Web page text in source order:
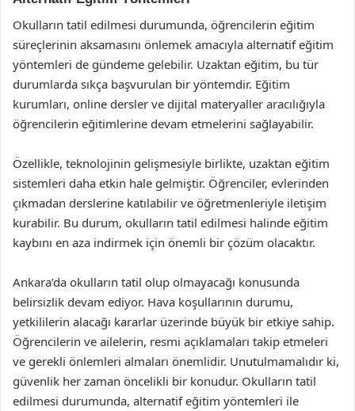
Okulların tatil edilmesi durumunda, öğrencilerin eğitim
süreçlerinin aksamasını önlemek amacıyla alternatif eğitim
yöntemleri de gündeme gelebilir. Uzaktan eğitim, bu tür
durumlarda sıkça başvurulan bir yöntemdir. Eğitim
kurumları, online dersler ve dijital materyaller aracılığıyla
öğrencilerin eğitimlerine devam etmelerini sağlayabilir.
Özellikle, teknolojinin gelişmesiyle birlikte, uzaktan eğitim
sistemleri daha etkin hale gelmiştir. Öğrenciler, evlerinden
çıkmadan derslerine katılabilir ve öğretmenleriyle iletişim
kurabilir. Bu durum, okulların tatil edilmesi halinde eğitim
kaybını en aza indirmek için önemli bir çözüm olacaktır.
Ankara’da okulların tatil olup olmayacağı konusunda
belirsizlik devam ediyor. Hava koşullarının durumu,
yetkililerin alacağı kararlar üzerinde büyük bir etkiye sahip.
Öğrencilerin ve ailelerin, resmi açıklamaları takip etmeleri
ve gerekli önlemleri almaları önemlidir. Unutulmamalıdır ki,
güvenlik her zaman öncelikli bir konudur. Okulların tatil
edilmesi durumunda, alternatif eğitim yöntemleri ile